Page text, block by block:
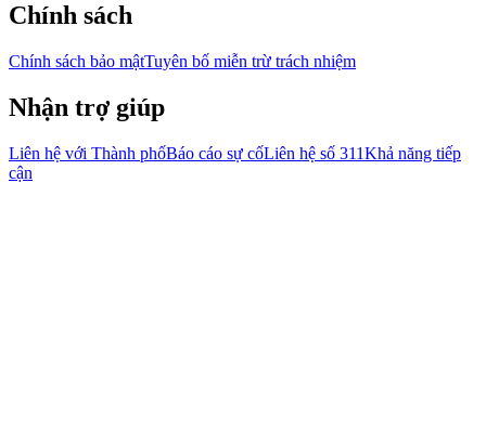
Chính sách
Chính sách bảo mậtTuyên bố miễn trừ trách nhiệm
Nhận trợ giúp
Liên hệ với Thành phốBáo cáo sự cốLiên hệ số 311Khả năng tiếp
cận